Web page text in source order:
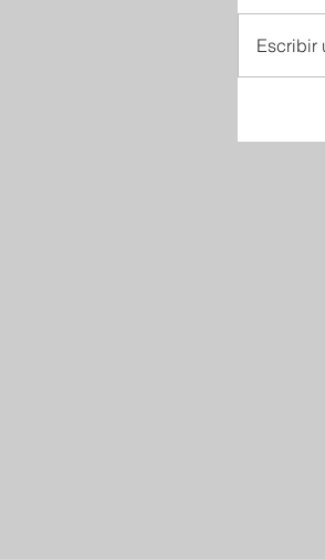
Escribir